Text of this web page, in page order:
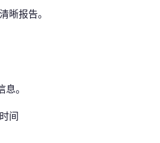
晰报告。
。
间